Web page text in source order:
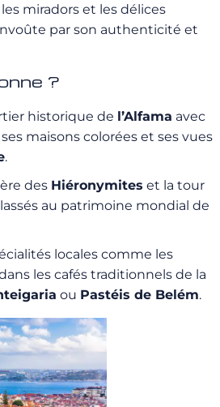
miradors et les délices
par son authenticité et
?
historique de l’Alfama avec
maisons colorées et ses vues
.
des Hiéronymites et la tour
au patrimoine mondial de
locales comme les
les cafés traditionnels de la
ou Pastéis de Belém.